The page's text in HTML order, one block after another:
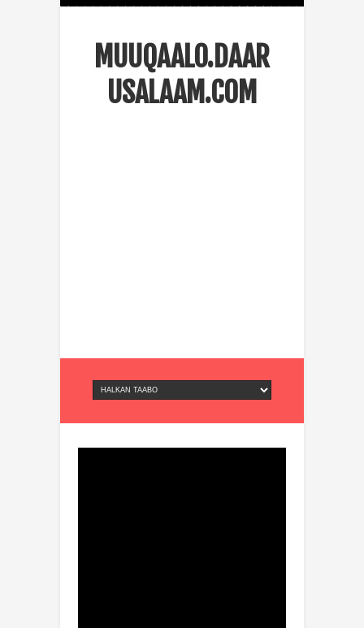
MUUQAALO.DAAR
USALAAM.COM